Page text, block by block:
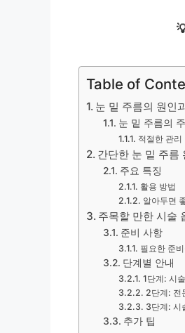
Table of
눈 밑 주름의 원인
눈 밑 주름의
적절한 관리
간단한 눈 밑 주름
주요 특징
활용 방법
알아두면
주목할 만한 시술
준비 사항
필요한 준
단계별 안내
1단계: 시
2단계: 전
3단계: 시
추가 팁